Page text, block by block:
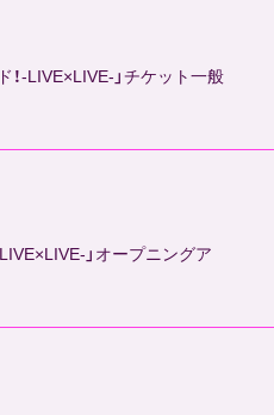
！-LIVE×LIVE-」チケット一般
」オープニングア